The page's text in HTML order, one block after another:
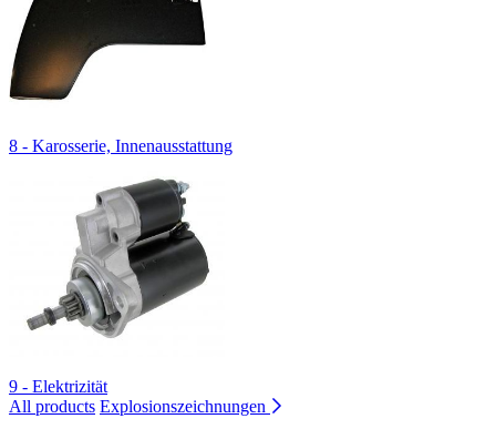
8 - Karosserie, Innenausstattung
9 - Elektrizität
All products Explosionszeichnungen